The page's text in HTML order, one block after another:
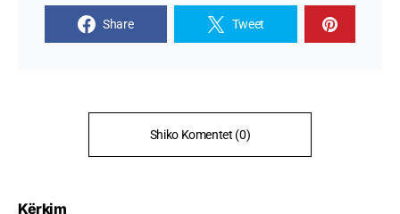
Share Tweet
Shiko Komentet (0)
Kërkim